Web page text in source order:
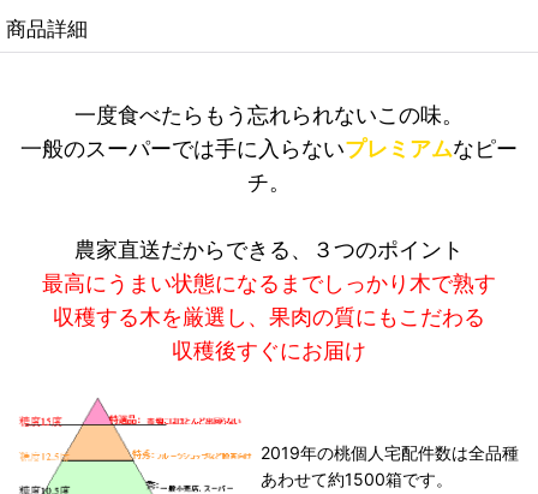
商品詳細
一度食べたらもう忘れられないこの味。
一般のスーパーでは手に入らないプレミアムなピー
チ。
農家直送だからできる、３つのポイント
最高にうまい状態になるまでしっかり木で熟す
収穫する木を厳選し、果肉の質にもこだわる
収穫後すぐにお届け
2019年の桃個人宅配件数は全品種
あわせて約1500箱です。